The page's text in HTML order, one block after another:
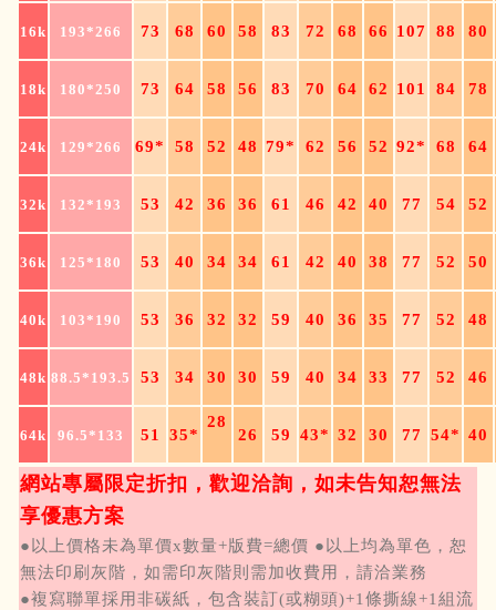
16k 193*266 73 68 60 58 83 72 68 66 107 88 80
18k 180*250 73 64 58 56 83 70 64 62 101 84 78
24k 129*266 69* 58 52 48 79* 62 56 52 92* 68 64
32k 132*193 53 42 36 36 61 46 42 40 77 54 52
36k 125*180 53 40 34 34 61 42 40 38 77 52 50
40k 103*190 53 36 32 32 59 40 36 35 77 52 48
48k 88.5*193.5 53 34 30 30 59 40 34 33 77 52 46
64k 96.5*133 51 35*
28
26 59 43* 32 30 77 54* 40
網站專屬限定折扣，歡迎洽詢，如未告知恕無法
享優惠方案
●以上價格未為單價x數量+版費=總價 ●以上均為單色，恕
無法印刷灰階，如需印灰階則需加收費用，請洽業務
●複寫聯單採用非碳紙，包含裝訂(或糊頭)+1條撕線+1組流